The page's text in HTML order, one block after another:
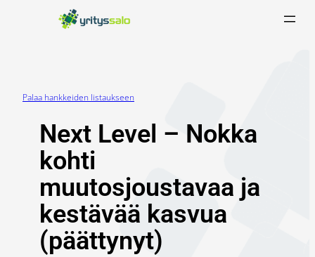
Palaa hankkeiden listaukseen
Next Level – Nokka
kohti
muutosjoustavaa ja
kestävää kasvua
(päättynyt)